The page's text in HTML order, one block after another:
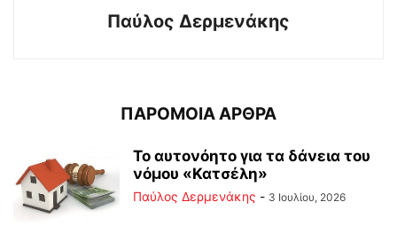
Παύλος Δερμενάκης
ΠΑΡΟΜΟΙΑ ΑΡΘΡΑ
Το αυτονόητο για τα δάνεια του
νόμου «Κατσέλη»
Παύλος Δερμενάκης - 3 Ιουλίου, 2026